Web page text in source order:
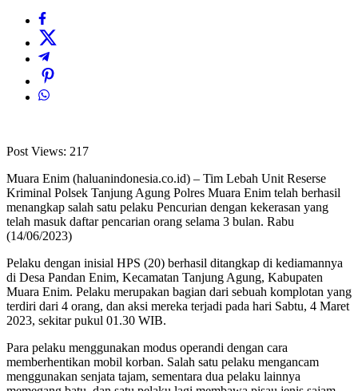
Post Views: 217
Muara Enim (haluanindonesia.co.id) – Tim Lebah Unit Reserse
Kriminal Polsek Tanjung Agung Polres Muara Enim telah berhasil
menangkap salah satu pelaku Pencurian dengan kekerasan yang
telah masuk daftar pencarian orang selama 3 bulan. Rabu
(14/06/2023)
Pelaku dengan inisial HPS (20) berhasil ditangkap di kediamannya
di Desa Pandan Enim, Kecamatan Tanjung Agung, Kabupaten
Muara Enim. Pelaku merupakan bagian dari sebuah komplotan yang
terdiri dari 4 orang, dan aksi mereka terjadi pada hari Sabtu, 4 Maret
2023, sekitar pukul 01.30 WIB.
Para pelaku menggunakan modus operandi dengan cara
memberhentikan mobil korban. Salah satu pelaku mengancam
menggunakan senjata tajam, sementara dua pelaku lainnya